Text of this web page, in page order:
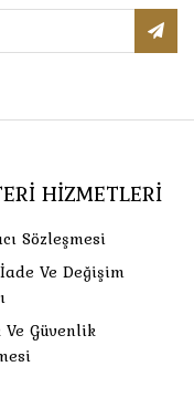
HIZMETLERI
Sözleşmesi
Ve Değişim
Güvenlik